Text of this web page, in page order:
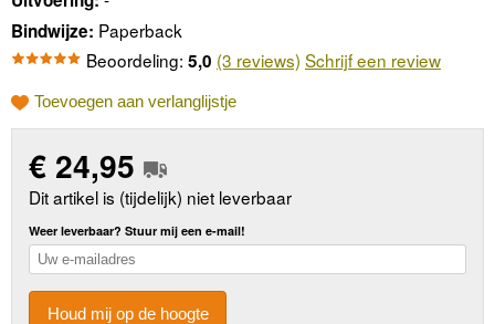
Bindwijze: Paperback
Beoordeling: 5,0 (3 reviews) Schrijf een review
Toevoegen aan verlanglijstje
€ 24,95
Dit artikel is (tijdelijk) niet leverbaar
Weer leverbaar? Stuur mij een e-mail!
Houd mij op de hoogte